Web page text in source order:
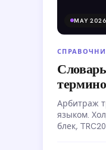
MAY 2026
каждый
Арбитраж
языком.
блек,